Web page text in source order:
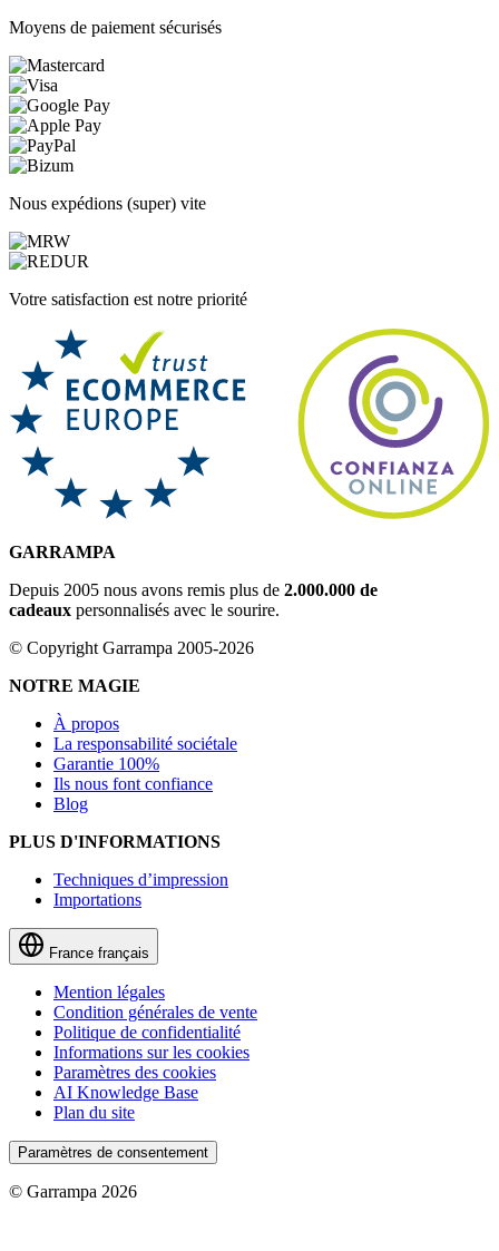
Moyens de paiement sécurisés
Nous expédions (super) vite
Votre satisfaction est notre priorité
GARRAMPA
Depuis 2005 nous avons remis plus de 2.000.000 de
cadeaux personnalisés avec le sourire.
© Copyright Garrampa 2005-2026
NOTRE MAGIE
À propos
La responsabilité sociétale
Garantie 100%
Ils nous font confiance
Blog
PLUS D'INFORMATIONS
Techniques d’impression
Importations
France français
Mention légales
Condition générales de vente
Politique de confidentialité
Informations sur les cookies
Paramètres des cookies
AI Knowledge Base
Plan du site
Paramètres de consentement
© Garrampa 2026